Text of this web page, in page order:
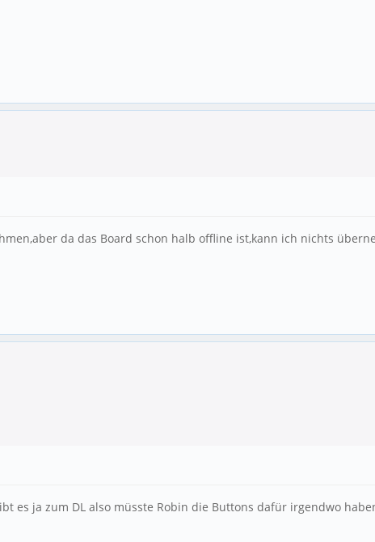
da das Board schon halb offline ist,kann ich nichts
es ja zum DL also müsste Robin die Buttons dafür irgendwo